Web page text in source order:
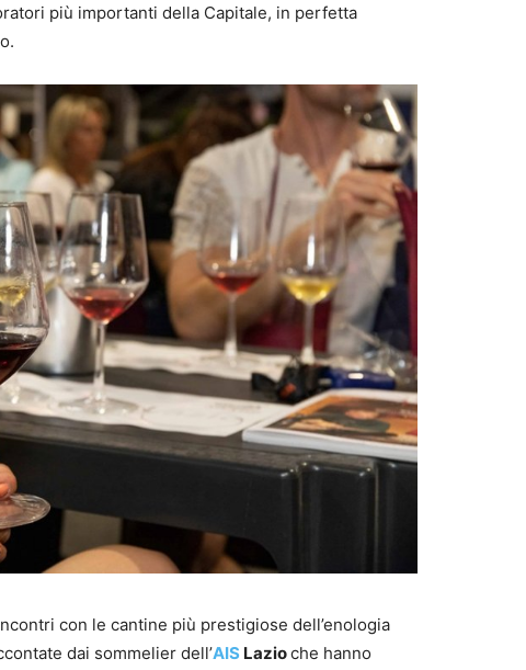
più importanti della Capitale, in perfetta
con le cantine più prestigiose dell’enologia
dai sommelier dell’AIS Lazioche hanno